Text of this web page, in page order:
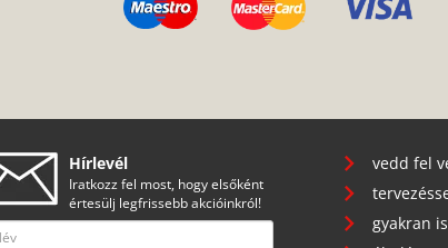
Hírlevél
Iratkozz fel most, hogy elsőként
értesülj legfrissebb akcióinkról!
vedd fel
gyakran